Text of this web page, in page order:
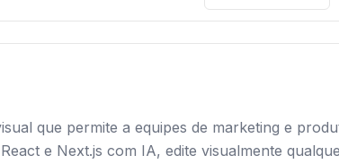
que permite a equipes de marketing e
e Next.js com IA, edite visualmente